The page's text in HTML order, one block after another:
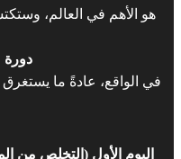
هو الأهم في العالم،
3. دورة
في الواقع، عادةً ما يستغرق
اليوم الأول (التخلص من